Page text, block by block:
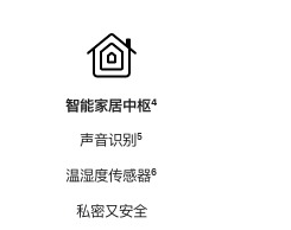
智能家居中枢脚
⁴
声音识别脚
⁵
温湿度传感器脚
⁶
私密又安全